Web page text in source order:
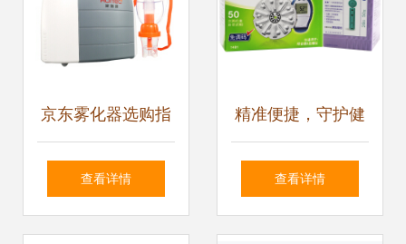
京东雾化器选购指
南 行情、价格、评
查看详情
精准便捷，守护健
康 拜安捷2血糖仪
查看详情